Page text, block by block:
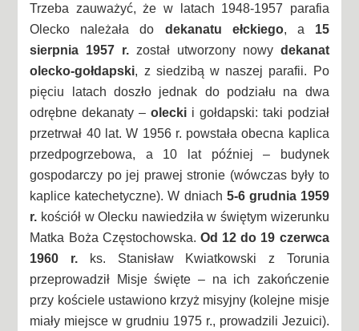
Trzeba zauważyć, że w latach 1948-1957 parafia
Olecko należała do dekanatu ełckiego, a 15
sierpnia 1957 r. został utworzony nowy dekanat
olecko-gołdapski, z siedzibą w naszej parafii. Po
pięciu latach doszło jednak do podziału na dwa
odrębne dekanaty –olecki i gołdapski: taki podział
przetrwał 40 lat. W 1956 r. powstała obecna kaplica
przedpogrzebowa, a 10 lat później – budynek
gospodarczy po jej prawej stronie (wówczas były to
kaplice katechetyczne). W dniach 5-6 grudnia 1959
r. kościół w Olecku nawiedziła w świętym wizerunku
Matka Boża Częstochowska. Od 12 do 19 czerwca
1960 r. ks. Stanisław Kwiatkowski z Torunia
przeprowadził Misje święte – na ich zakończenie
przy kościele ustawiono krzyż misyjny (kolejne misje
miały miejsce w grudniu 1975 r., prowadzili Jezuici).